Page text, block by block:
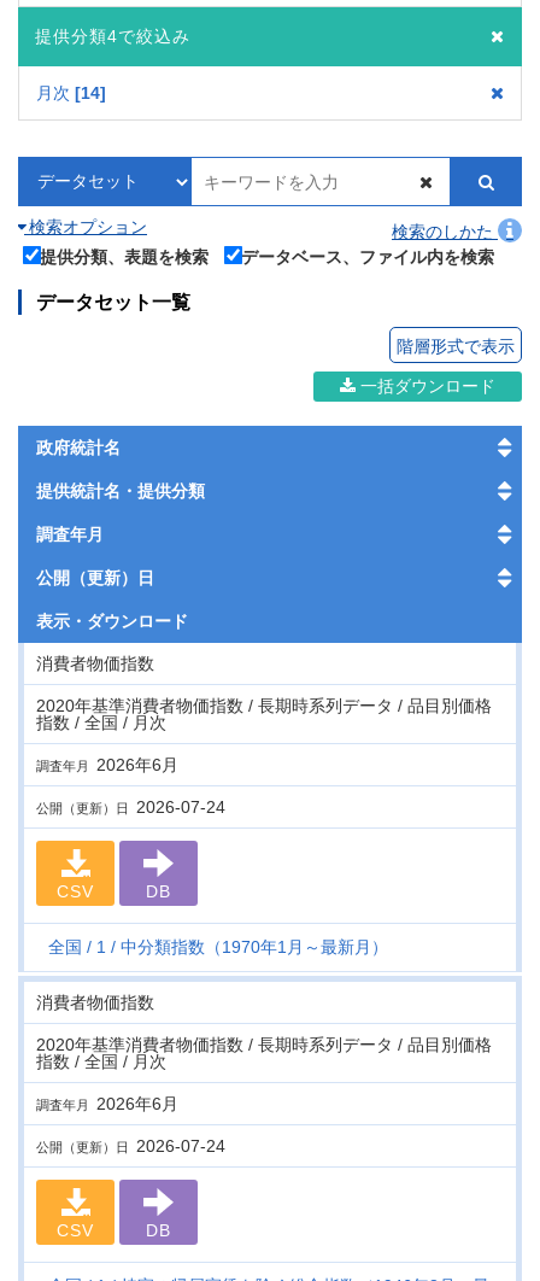
提供分類4で絞込み
月次 14
検索オプション
検索のしかた
提供分類、表題を検索
データベース、ファイル内を検索
データセット一覧
階層形式で表示
一括ダウンロード
政府統計名
提供統計名・提供分類
調査年月
公開（更新）日
表示・ ダウンロード
消費者物価指数
2020年基準消費者物価指数 / 長期時系列データ / 品目別価格
指数 / 全国 / 月次
調査年月 2026年6月
公開（更新）日 2026-07-24
CSV DB
全国 1 中分類指数（1970年1月～最新月）
消費者物価指数
2020年基準消費者物価指数 / 長期時系列データ / 品目別価格
指数 / 全国 / 月次
調査年月 2026年6月
公開（更新）日 2026-07-24
CSV DB